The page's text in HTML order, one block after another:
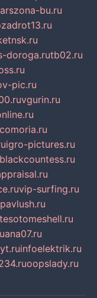
bu.ru
doroga.rutb02.ru
pic.ru
vgurin.ru
igro-pictures.ru
blackcountess.ru
vip-surfing.ru
tesotomeshell.ru
infoelektrik.ru
oopslady.ru